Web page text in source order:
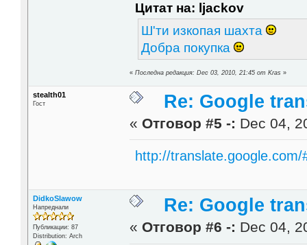
Цитат на: ljackov
Ш'ти изкопая шахта
Добра покупка
«Последна редакция: Dec 03, 2010, 21:45 от Kras »
stealth01
Гост Re: Google
« Отговор #5 -: Dec 04,
http://
DidkoSlawow
Напреднали
Публикации: 87
Distribution: Arch
Re: Google
« Отговор #6 -: Dec 04,